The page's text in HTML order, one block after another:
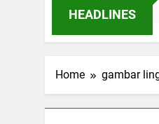
HEADLINES
Home gambar